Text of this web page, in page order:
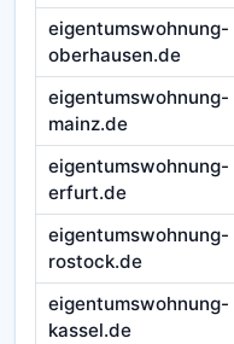
eigentumswohnung-
oberhausen.de
eigentumswohnung-
mainz.de
eigentumswohnung-
erfurt.de
eigentumswohnung-
rostock.de
eigentumswohnung-
kassel.de